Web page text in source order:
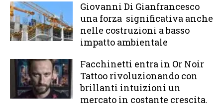
Giovanni Di Gianfrancesco
una forza significativa anche
nelle costruzioni a basso
impatto ambientale
Facchinetti entra in Or Noir
Tattoo rivoluzionando con
brillanti intuizioni un
mercato in costante crescita.